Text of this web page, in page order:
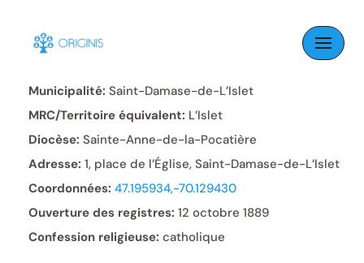
Skip
content
Municipalité: Saint-Damase-de-L’Islet
MRC/Territoire équivalent: L’Islet
Diocèse: Sainte-Anne-de-la-Pocatière
Adresse: 1, place de l’Église, Saint-Damase-de-L’Islet
Coordonnées: 47.195934,-70.129430
Ouverture des registres: 12 octobre 1889
Confession religieuse: catholique